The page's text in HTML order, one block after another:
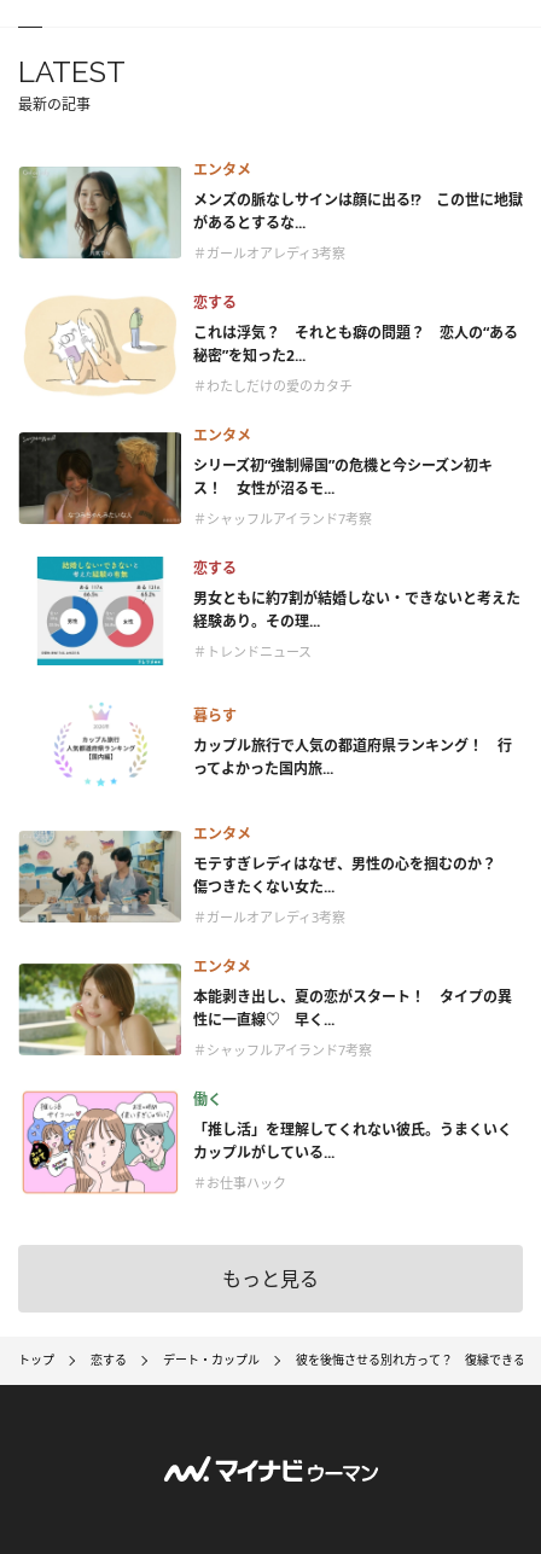
LATEST
最新の記事
エンタメ
メンズの脈なしサインは顔に出る!? この世に地獄
があるとするな...
＃ガールオアレディ3考察
恋する
これは浮気？ それとも癖の問題？ 恋人の“ある
秘密”を知った2...
＃わたしだけの愛のカタチ
エンタメ
シリーズ初“強制帰国”の危機と今シーズン初キ
ス！ 女性が沼るモ...
＃シャッフルアイランド7考察
恋する
男女ともに約7割が結婚しない・できないと考えた
経験あり。その理...
＃トレンドニュース
暮らす
カップル旅行で人気の都道府県ランキング！ 行
ってよかった国内旅...
エンタメ
モテすぎレディはなぜ、男性の心を掴むのか？
傷つきたくない女た...
＃ガールオアレディ3考察
エンタメ
本能剥き出し、夏の恋がスタート！ タイプの異
性に一直線♡ 早く...
＃シャッフルアイランド7考察
働く
「推し活」を理解してくれない彼氏。うまくいく
カップルがしている...
＃お仕事ハック
もっと見る
トップ 恋する デート・カップル 彼を後悔させる別れ方って？ 復縁できる可